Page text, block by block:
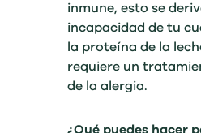
inmune, esto se
incapacidad de tu
la proteína de la
requiere un
de la alergia.
¿Qué puedes hacer